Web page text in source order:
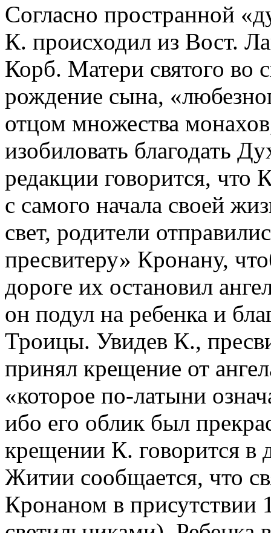
Согласно пространной
К. происходил из Вост.
Корб. Матери святого во
рождение сына,
отцом множества
изобиловать благодать
редакции говорится, что
с самого начала своей
свет, родители
пресвитеру» Кронану,
дороге их остановил
он подул на ребенка и
Троицы. Увидев К.,
принял крещение от
«которое по-латыни
ибо его облик был
крещении К. говорится в
Житии сообщается, что
Кронаном в присутствии